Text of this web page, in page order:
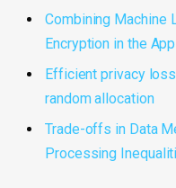
Combining Machine
Encryption in the
Efficient privacy
random allocation
Trade-offs in Data
Processing